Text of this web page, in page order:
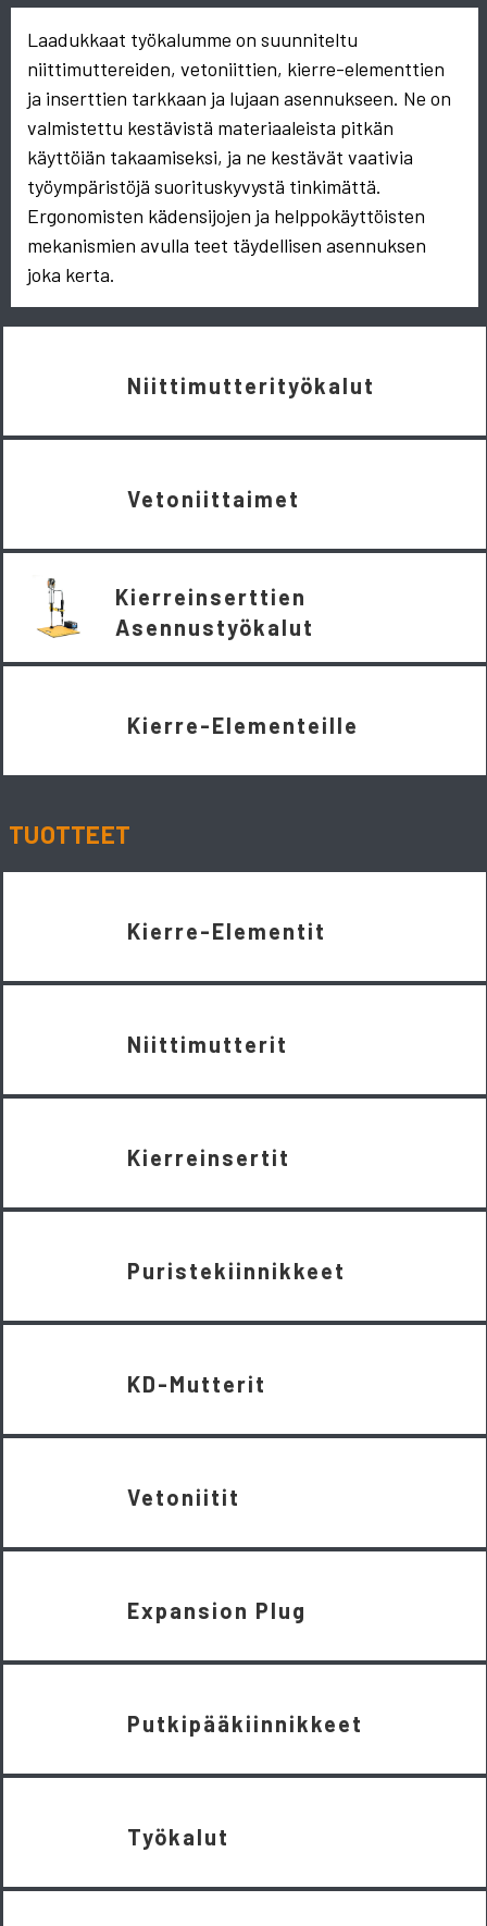
Laadukkaat työkalumme on suunniteltu
niittimuttereiden, vetoniittien, kierre-elementtien
ja inserttien tarkkaan ja lujaan asennukseen. Ne on
valmistettu kestävistä materiaaleista pitkän
käyttöiän takaamiseksi, ja ne kestävät vaativia
työympäristöjä suorituskyvystä tinkimättä.
Ergonomisten kädensijojen ja helppokäyttöisten
mekanismien avulla teet täydellisen asennuksen
joka kerta.
Niittimutterityökalut
Vetoniittaimet
Kierreinserttien
Asennustyökalut
Kierre-Elementeille
TUOTTEET
Kierre-Elementit
Niittimutterit
Kierreinsertit
Puristekiinnikkeet
KD-Mutterit
Vetoniitit
Expansion Plug
Putkipääkiinnikkeet
Työkalut